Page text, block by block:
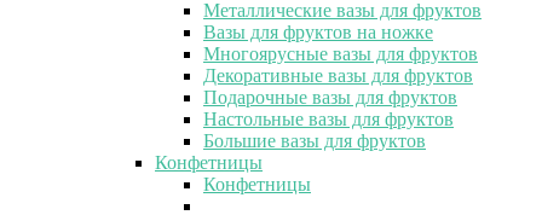
Металлические вазы для фруктов
Вазы для фруктов на ножке
Многоярусные вазы для фруктов
Декоративные вазы для фруктов
Подарочные вазы для фруктов
Настольные вазы для фруктов
Большие вазы для фруктов
Конфетницы
Конфетницы